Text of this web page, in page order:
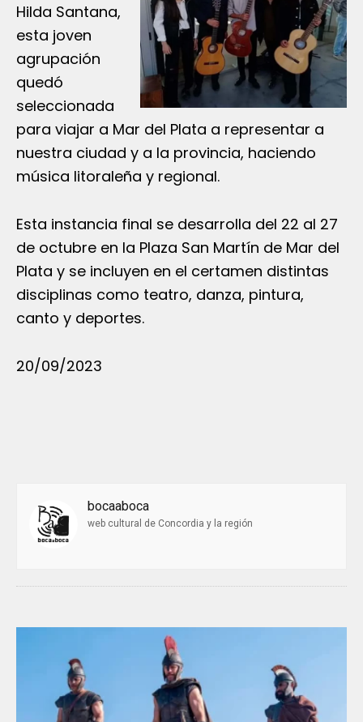
Hilda Santana,
esta joven
agrupación
quedó
seleccionada
para viajar a Mar del Plata a representar a
nuestra ciudad y a la provincia, haciendo
música litoraleña y regional.
Esta instancia final se desarrolla del 22 al 27
de octubre en la Plaza San Martín de Mar del
Plata y se incluyen en el certamen distintas
disciplinas como teatro, danza, pintura,
canto y deportes.
20/09/2023
bocaaboca
web cultural de Concordia y la región